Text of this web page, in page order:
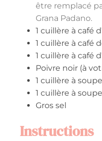
être remplacé
Grana Padano.
1 cuillère à café
1 cuillère à café
1 cuillère à café
Poivre noir (à
1 cuillère à soupe
1 cuillère à soupe
Gros sel
Instructions